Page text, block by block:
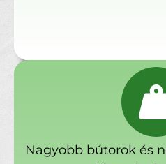
Nagyobb bútorok és